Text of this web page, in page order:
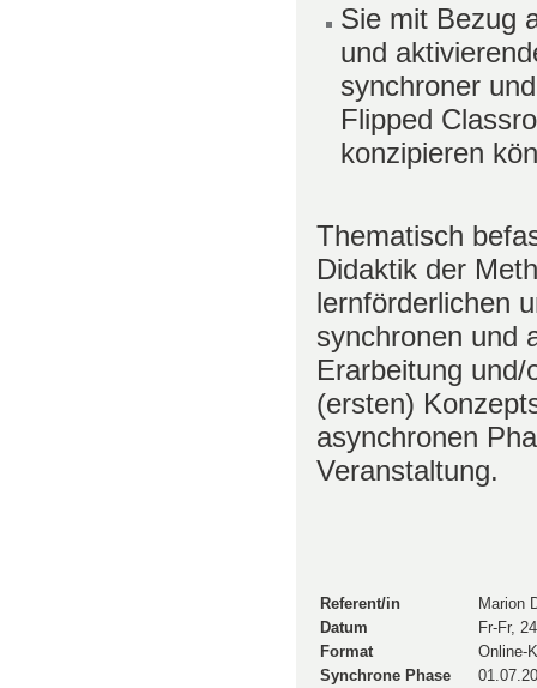
Sie mit Bezug
und
synchroner
Flipped
konzipieren
Thematisch
Didaktik der
lernförderlichen
synchronen und
Erarbeitung
(ersten)
asynchronen
Veranstaltung.
Referent/in
Marion
Datum
Fr-Fr,
Format
Online-
Synchrone Phase